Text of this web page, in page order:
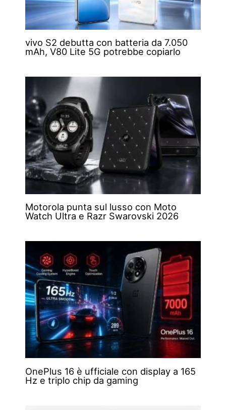
vivo S2 debutta con batteria da 7.050
mAh, V80 Lite 5G potrebbe copiarlo
Motorola punta sul lusso con Moto
Watch Ultra e Razr Swarovski 2026
OnePlus 16 è ufficiale con display a 165
Hz e triplo chip da gaming